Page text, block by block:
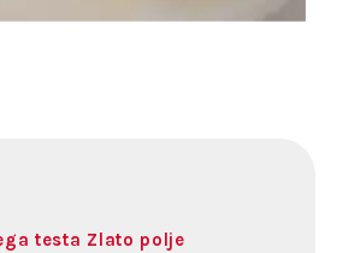
testa Zlato polje